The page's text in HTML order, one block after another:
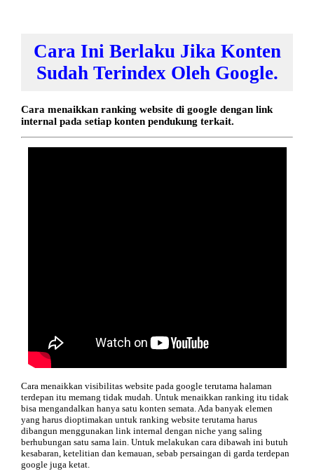
Cara Ini Berlaku Jika Konten
Sudah Terindex Oleh Google.
Cara menaikkan ranking website di google dengan link
internal pada setiap konten pendukung terkait.
Cara menaikkan visibilitas website pada google terutama halaman
terdepan itu memang tidak mudah. Untuk menaikkan ranking itu tidak
bisa mengandalkan hanya satu konten semata. Ada banyak elemen
yang harus dioptimakan untuk ranking website terutama harus
dibangun menggunakan link internal dengan niche yang saling
berhubungan satu sama lain. Untuk melakukan cara dibawah ini butuh
kesabaran, ketelitian dan kemauan, sebab persaingan di garda terdepan
google juga ketat.